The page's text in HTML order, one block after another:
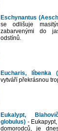
Eschynantus
se odlišuje
zabarvenými do
odstínů.
Eucharis, líbenka
vytváří překrásnou
Eukalypt,
globulus) -
domorodců, je